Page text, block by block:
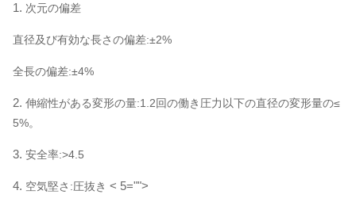
1. 次元の偏差
直径及び有効な長さの偏差:±2%
全長の偏差:±4%
2. 伸縮性がある変形の量:1.2回の働き圧力以下の直径の変形量の≤
5%。
3. 安全率:>4.5
4. 空気堅さ:圧抜き < 5="">